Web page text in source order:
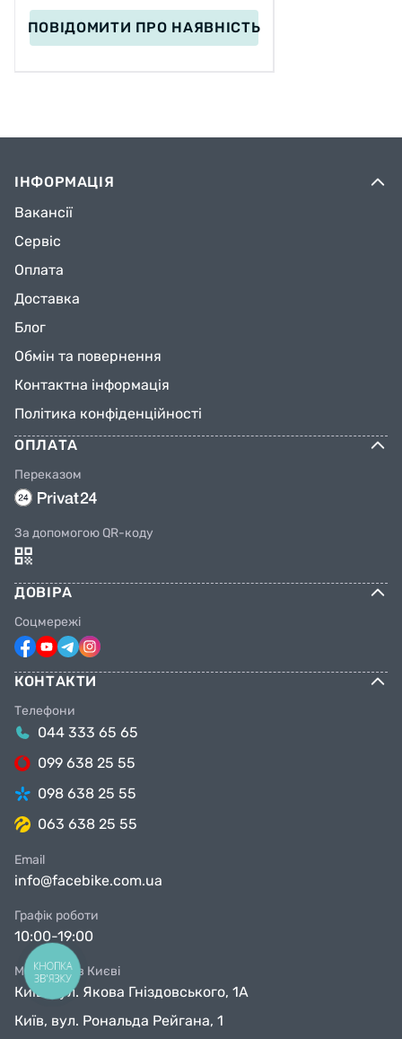
ПОВІДОМИТИ ПРО НАЯВНІСТЬ
ІНФОРМАЦІЯ
Вакансії
Сервіс
Оплата
Доставка
Блог
Обмін та повернення
Контактна інформація
Політика конфіденційності
ОПЛАТА
Переказом
За допомогою QR-коду
ДОВІРА
Соцмережі
КОНТАКТИ
Телефони
044 333 65 65
099 638 25 55
098 638 25 55
063 638 25 55
Email
info@facebike.com.ua
Графік роботи
10:00-19:00
Магазини в Києві
Київ, вул. Якова Гніздовського, 1А
Київ, вул. Рональда Рейгана, 1
КНОПКА
ЗВ'ЯЗКУ